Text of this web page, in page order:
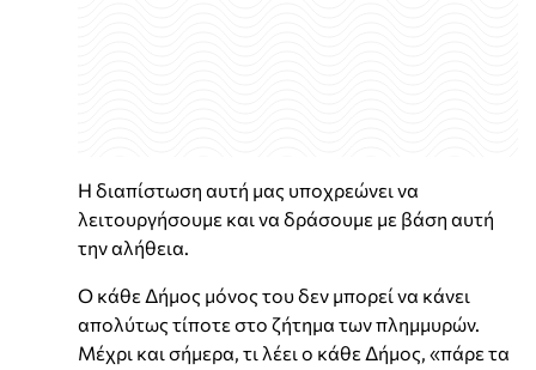
Η διαπίστωση αυτή μας υποχρεώνει να
λειτουργήσουμε και να δράσουμε με βάση αυτή
την αλήθεια.
Ο κάθε Δήμος μόνος του δεν μπορεί να κάνει
απολύτως τίποτε στο ζήτημα των πλημμυρών.
Μέχρι και σήμερα, τι λέει ο κάθε Δήμος, «πάρε τα